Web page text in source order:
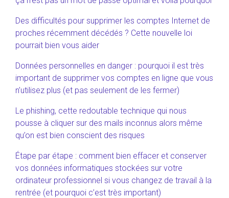
Des difficultés pour supprimer les comptes Internet de
proches récemment décédés ? Cette nouvelle loi
pourrait bien vous aider
Données personnelles en danger : pourquoi il est très
important de supprimer vos comptes en ligne que vous
n’utilisez plus (et pas seulement de les fermer)
Le phishing, cette redoutable technique qui nous
pousse à cliquer sur des mails inconnus alors même
qu’on est bien conscient des risques
Étape par étape : comment bien effacer et conserver
vos données informatiques stockées sur votre
ordinateur professionnel si vous changez de travail à la
rentrée (et pourquoi c’est très important)